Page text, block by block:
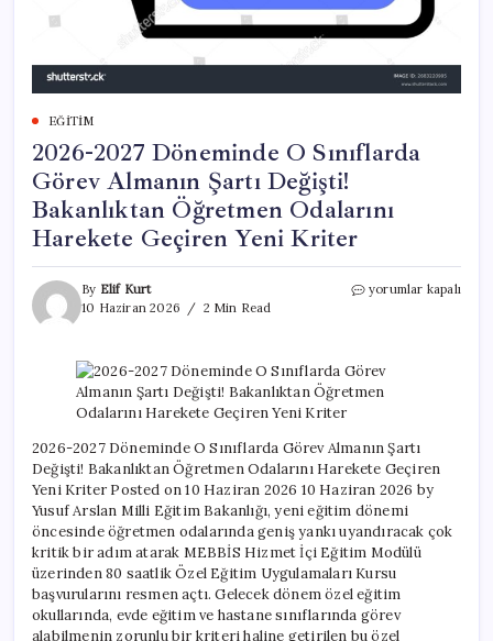
EĞITIM
2026-2027 Döneminde O Sınıflarda
Görev Almanın Şartı Değişti!
Bakanlıktan Öğretmen Odalarını
Harekete Geçiren Yeni Kriter
By Elif Kurt
10 Haziran 2026
2 Min Read
2026-
Almanın
Bakanlıktan
Öğretmen
Odalarını
Harekete
Geçiren
Yeni
Kriter
için
yorumlar kapalı
2026-2027 Döneminde O Sınıflarda Görev Almanın Şartı
Değişti! Bakanlıktan Öğretmen Odalarını Harekete Geçiren
Yeni Kriter Posted on 10 Haziran 2026 10 Haziran 2026 by
Yusuf Arslan Milli Eğitim Bakanlığı, yeni eğitim dönemi
öncesinde öğretmen odalarında geniş yankı uyandıracak çok
kritik bir adım atarak MEBBİS Hizmet İçi Eğitim Modülü
üzerinden 80 saatlik Özel Eğitim Uygulamaları Kursu
başvurularını resmen açtı. Gelecek dönem özel eğitim
okullarında, evde eğitim ve hastane sınıflarında görev
alabilmenin zorunlu bir kriteri haline getirilen bu özel